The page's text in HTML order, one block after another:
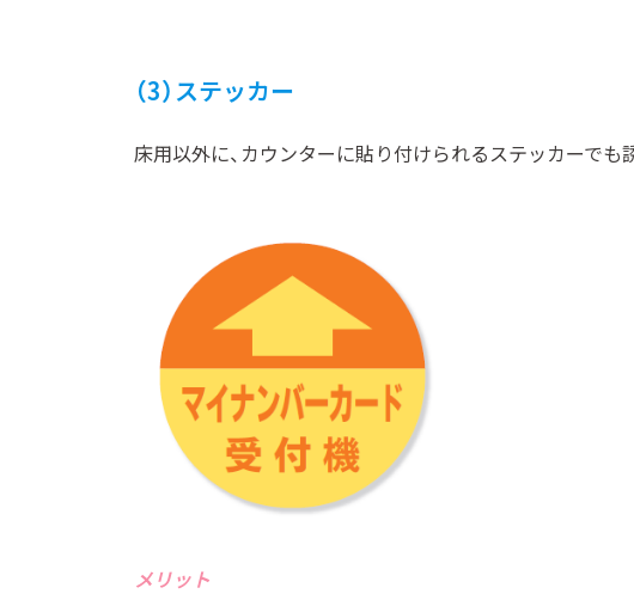
（3）ステッカー
床用以外に、カウンターに貼り付けられるステッカーでも
メリット